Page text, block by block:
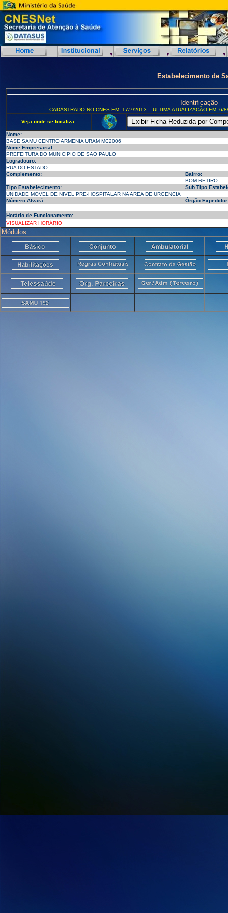
Estabelecimento de
Identificação
CADASTRADO NO CNES EM: 17/7/2013 ULTIMA ATUALIZAÇÃO EM:
Veja onde se localiza:
Nome:
BASE SAMU CENTRO ARMENIA URAM MC2006
Nome Empresarial:
PREFEITURA DO MUNICIPIO DE SAO PAULO
Logradouro:
RUA DO ESTADO
Complemento:
Bairro:
BOM RETIRO
Tipo Estabelecimento:
Sub Tipo
UNIDADE MOVEL DE NIVEL PRE-HOSPITALAR NA AREA DE URGENCIA
Número Alvará:
Órgão
Horário de Funcionamento:
VISUALIZAR HORÁRIO
Módulos: